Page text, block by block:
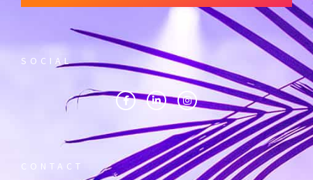
SOCIAL
CONTACT